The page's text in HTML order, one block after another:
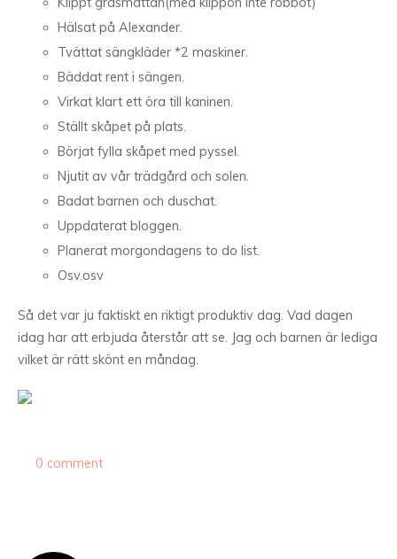
Hälsat på Alexander.
Tvättat sängkläder *2 maskiner.
Bäddat rent i sängen.
Virkat klart ett öra till kaninen.
Ställt skåpet på plats.
Börjat fylla skåpet med pyssel.
Njutit av vår trädgård och solen.
Badat barnen och duschat.
Uppdaterat bloggen.
Planerat morgondagens to do list.
Osv.osv
Så det var ju faktiskt en riktigt produktiv dag. Vad dagen
idag har att erbjuda återstår att se. Jag och barnen är lediga
vilket är rätt skönt en måndag.
0 comment